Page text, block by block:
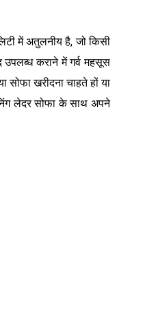
में अतुलनीय है, जो किसी
कराने में गर्व महसूस
खरीदना चाहते हों या
लेदर सोफा के साथ अपने